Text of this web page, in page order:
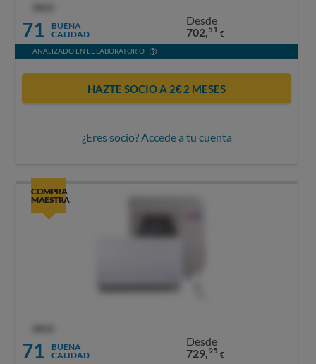
71
BUENA
CALIDAD
Desde
702,51 €
ANALIZADO EN EL LABORATORIO
HAZTE SOCIO A 2€ 2 MESES
¿Eres socio? Accede a tu cuenta
COMPRA
MAESTRA
71
BUENA
CALIDAD
Desde
729,95 €